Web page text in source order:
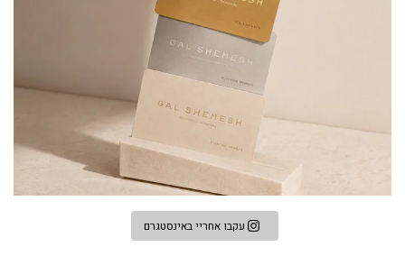
עקבו אחריי באינסטגרם